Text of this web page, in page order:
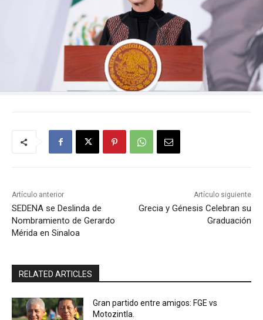
Artículo anterior
SEDENA se Deslinda de
Nombramiento de Gerardo
Mérida en Sinaloa
Artículo siguiente
Grecia y Génesis Celebran su
Graduación
RELATED ARTICLES
Gran partido entre amigos: FGE vs
Motozintla.